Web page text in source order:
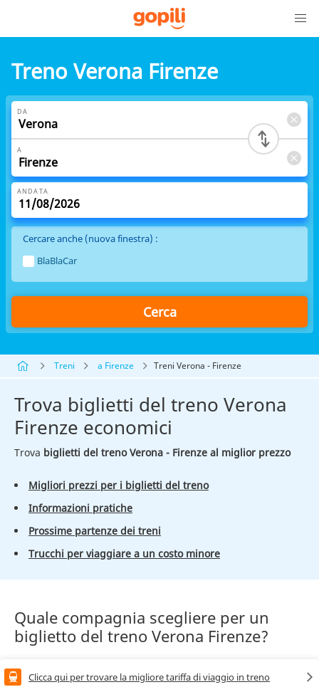
Treno Verona Firenze
DA
A
ANDATA
Cercare anche (nuova finestra) :
BlaBlaCar
Cerca
Treni a Firenze Treni Verona - Firenze
Trova biglietti del treno Verona
Firenze economici
Trova biglietti del treno Verona - Firenze al miglior prezzo
Migliori prezzi per i biglietti del treno
Informazioni pratiche
Prossime partenze dei treni
Trucchi per viaggiare a un costo minore
Quale compagnia scegliere per un
biglietto del treno Verona Firenze?
Clicca qui per trovare la migliore tariffa di viaggio in treno